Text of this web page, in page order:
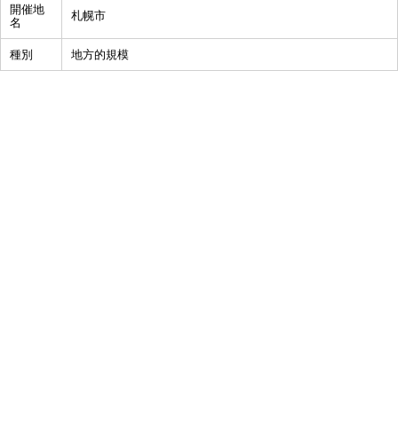
開催地
名
札幌市
種別 地方的規模